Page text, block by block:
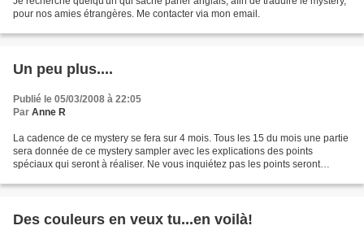
pour nos amies étrangères. Me contacter via mon email.
Un peu plus....
Publié le 05/03/2008 à 22:05
Par Anne R
La cadence de ce mystery se fera sur 4 mois. Tous les 15 du mois une partie
sera donnée de ce mystery sampler avec les explications des points
spéciaux qui seront à réaliser. Ne vous inquiétez pas les points seront
Des couleurs en veux tu...en voilà!